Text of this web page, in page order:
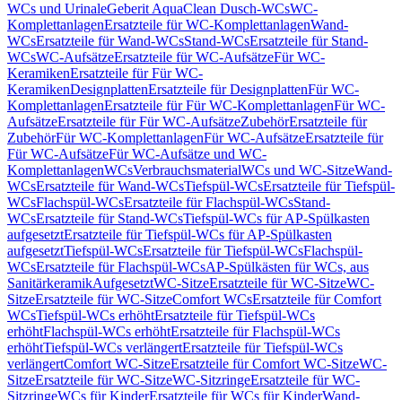
WCs und UrinaleGeberit AquaClean Dusch-WCsWC-
KomplettanlagenErsatzteile für WC-KomplettanlagenWand-
WCsErsatzteile für Wand-WCsStand-WCsErsatzteile für Stand-
WCsWC-AufsätzeErsatzteile für WC-AufsätzeFür WC-
KeramikenErsatzteile für Für WC-
KeramikenDesignplattenErsatzteile für DesignplattenFür WC-
KomplettanlagenErsatzteile für Für WC-KomplettanlagenFür WC-
AufsätzeErsatzteile für Für WC-AufsätzeZubehörErsatzteile für
ZubehörFür WC-KomplettanlagenFür WC-AufsätzeErsatzteile für
Für WC-AufsätzeFür WC-Aufsätze und WC-
KomplettanlagenWCsVerbrauchsmaterialWCs und WC-SitzeWand-
WCsErsatzteile für Wand-WCsTiefspül-WCsErsatzteile für Tiefspül-
WCsFlachspül-WCsErsatzteile für Flachspül-WCsStand-
WCsErsatzteile für Stand-WCsTiefspül-WCs für AP-Spülkasten
aufgesetztErsatzteile für Tiefspül-WCs für AP-Spülkasten
aufgesetztTiefspül-WCsErsatzteile für Tiefspül-WCsFlachspül-
WCsErsatzteile für Flachspül-WCsAP-Spülkästen für WCs, aus
SanitärkeramikAufgesetztWC-SitzeErsatzteile für WC-SitzeWC-
SitzeErsatzteile für WC-SitzeComfort WCsErsatzteile für Comfort
WCsTiefspül-WCs erhöhtErsatzteile für Tiefspül-WCs
erhöhtFlachspül-WCs erhöhtErsatzteile für Flachspül-WCs
erhöhtTiefspül-WCs verlängertErsatzteile für Tiefspül-WCs
verlängertComfort WC-SitzeErsatzteile für Comfort WC-SitzeWC-
SitzeErsatzteile für WC-SitzeWC-SitzringeErsatzteile für WC-
SitzringeWCs für KinderErsatzteile für WCs für KinderWand-